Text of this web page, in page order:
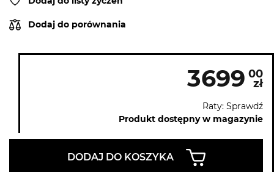
Dodaj do porównania
3699 00
zł
Raty: Sprawdź
Produkt dostępny w magazynie
DODAJ DO KOSZYKA